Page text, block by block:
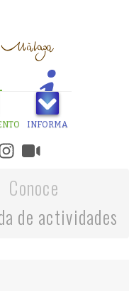
INFORMA
Conoce
de actividades